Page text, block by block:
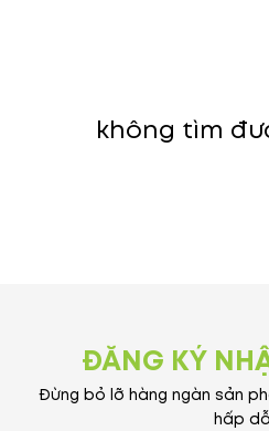
không tìm
ĐĂNG KÝ
Đừng bỏ lỡ hàng ngàn sản
hấp